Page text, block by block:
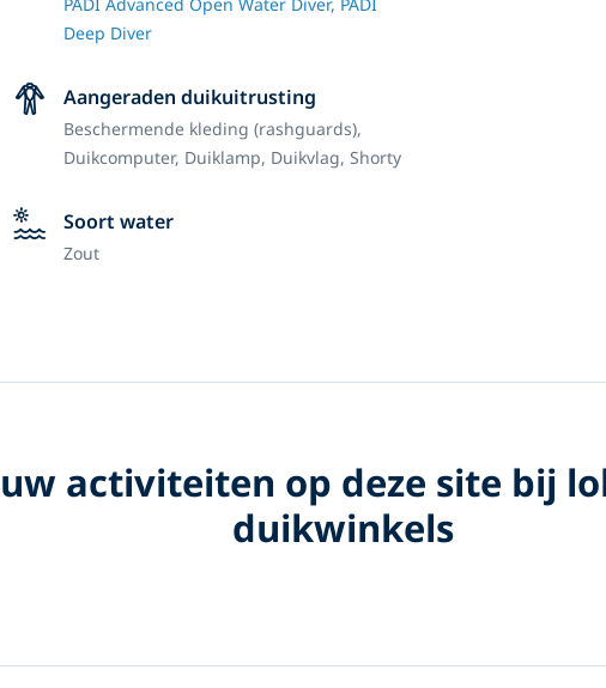
Deep Diver
Aangeraden duikuitrusting
Beschermende kleding (rashguards),
Duikcomputer, Duiklamp, Duikvlag, Shorty
Soort water
Zout
activiteiten op deze site bij
duikwinkels